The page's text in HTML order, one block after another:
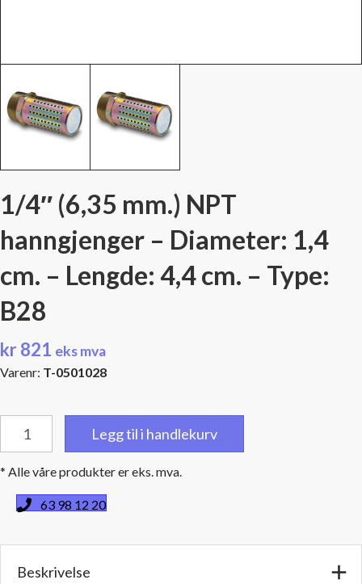
1/4″ (6,35 mm.) NPT
hanngjenger – Diameter: 1,4
cm. – Lengde: 4,4 cm. – Type:
B28
kr821 eks mva
Varenr: T-0501028
(6,35
NPT
hanngjenger
Legg til i handlekurv
* Alle våre produkter er eks. mva.
63 98 12 20
Beskrivelse